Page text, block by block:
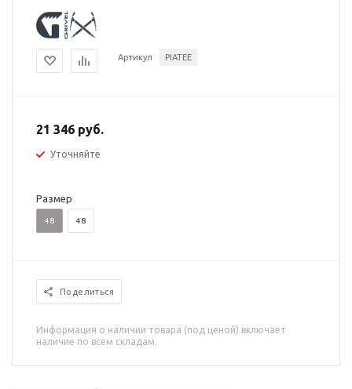
Артикул PIATEE
21 346 руб.
Уточняйте
Размер
48 48
Поделиться
Информация о наличии товара (под ценой) включает
наличие по всем складам.